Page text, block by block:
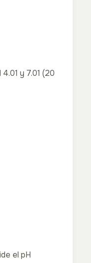
y 7.01 (20
el pH